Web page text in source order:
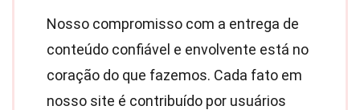
Nosso compromisso com a entrega de
conteúdo confiável e envolvente está no
coração do que fazemos. Cada fato em
nosso site é contribuído por usuários